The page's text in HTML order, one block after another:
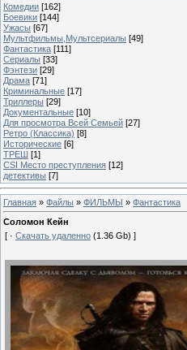
Комедии [162]
Боевики [144]
Ужасы [67]
Мультфильмы,Мультсериалы [49]
Фантастика [111]
Сериалы [33]
Фэнтези [29]
Драма [71]
Криминальные [17]
Триллеры [29]
Документальные [10]
Для просмотра Всей Семьей [27]
Ретро (Классика) [8]
Исторические [6]
ТРЕШ [1]
CSI Место преступления [12]
детективы [7]
Главная » Файлы » ФИЛЬМЫ » Фантастика
Cоломон Кейн
[ · Скачать удаленно (1.36 Gb) ]